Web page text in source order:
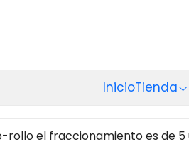
InicioTienda
ROLLO
MC X 5 UN
el fraccionamiento es de 5